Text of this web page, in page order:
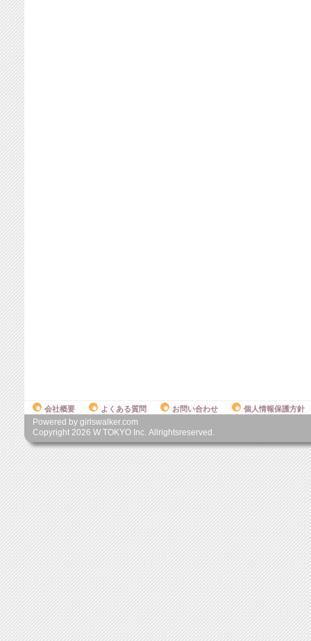
会社概要 よくある質問 お問い合わせ 個人情報保護方針
Powered by girlswalker.com
Copyright 2026 W TOKYO Inc. Allrightsreserved.